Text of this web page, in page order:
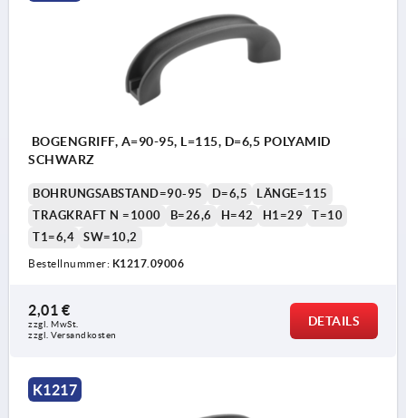
BOGENGRIFF, A=90-95, L=115, D=6,5 POLYAMID
SCHWARZ
BOHRUNGSABSTAND=90-95 D=6,5
LÄNGE=115
TRAGKRAFT N =1000
B=26,6 H=42 H1=29
T=10
T1=6,4
SW=10,2
Bestellnummer: K1217.09006
2,01 €
zzgl. MwSt.
zzgl. Versandkosten
DETAILS
K1217